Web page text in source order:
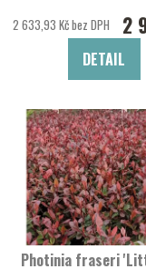
2 633,93 Kč bez DPH 2
DETAIL
Photinia fraseri